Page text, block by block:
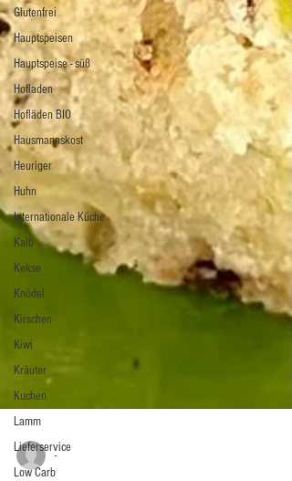
Glutenfrei
Hauptspeisen
Hauptspeise - süß
Hofladen
Hofläden BIO
Hausmannskost
Heuriger
Huhn
Internationale Küche
Kalb
Kekse
Knödel
Kirschen
Kiwi
Kräuter
Kuchen
Lamm
Lieferservice
Low Carb